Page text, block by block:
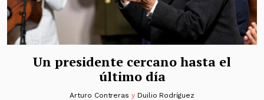
Un presidente cercano hasta el
último día
Arturo Contreras y Duilio Rodríguez